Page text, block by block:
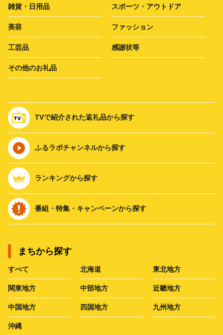
雑貨・日用品 スポーツ・アウトドア
美容 ファッション
工芸品 感謝状等
その他のお礼品
TVで紹介された返礼品から探す
ふるラボチャンネルから探す
ランキングから探す
番組・特集・キャンペーンから探す
まちから探す
すべて 北海道 東北地方
関東地方 中部地方 近畿地方
中国地方 四国地方 九州地方
沖縄